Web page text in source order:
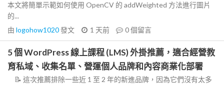
本文將簡單示範如何使用 OpenCV 的 addWeighted 方法進行圖片
的...
由 logohow1020發文 1 天前 0個留言
5 個 WordPress 線上課程 (LMS) 外掛推薦，適合經營教
育私域、收集名單、營運個人品牌和內容商業化部署
📝 這次推薦排除一些近 1 至 2 年的新進品牌，因為它們沒有太多